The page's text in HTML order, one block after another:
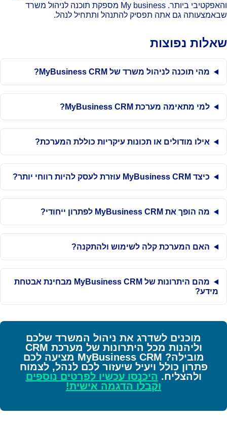
והאפקטיבי ביותר. My business מספקת תוכנה לניהול משרד
גם אתה תפסיק להתנהל ותתחיל לנהל.
נפוצות
מהי תוכנה לניהול משרד של MyBusiness CRM?
למי מתאימה מערכת MyBusiness CRM?
אילו מודולים או תכונות עיקריות כוללת המערכת?
כיצד MyBusiness CRM עוזרת לעסק להיות רווחי יותר?
מה הופך את MyBusiness CRM לפתרון ייחודי?
האם המערכת קלה לשימוש ולהתקנה?
מהם היתרונות של MyBusiness CRM מבחינת אבטחת
מידע?
מוכנים לשדרג את ניהול המשרד שלכם
וליהנות מכל היתרונות של מערכת CRM
מובילה? MyBusiness CRM מציעה לכם
פתרון כולל ויעיל שיעזור לכם לנהל, לצמוח
ולהצליח.היכנסו עכשיו לפרטים נוספים
וקבלו הדגמה אישית!